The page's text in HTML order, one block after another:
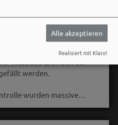
Facebook
am Seeweiher**
werden.
wurden massive…
Alle akzeptieren
Realisiert mit Klaro!